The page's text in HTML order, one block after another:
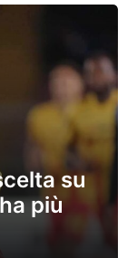
su
più